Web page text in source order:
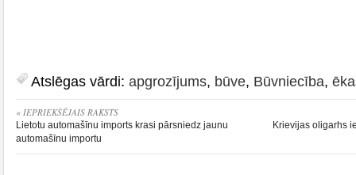
Atslēgas vārdi: apgrozījums, būve, Būvniecība,
« IEPRIEKŠĒJAIS RAKSTS
Lietotu automašīnu imports krasi pārsniedz jaunu
automašīnu importu
Krievijas oligarhs